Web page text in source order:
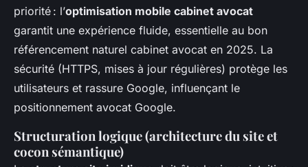
priorité : l’optimisation mobile cabinet avocat
garantit une expérience fluide, essentielle au bon
référencement naturel cabinet avocat en 2025. La
sécurité (HTTPS, mises à jour régulières) protège les
utilisateurs et rassure Google, influençant le
positionnement avocat Google.
Structuration logique (architecture du site et
cocon sémantique)